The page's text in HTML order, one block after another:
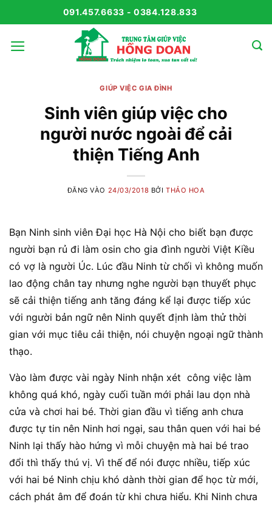
qua
nội
091.457.6633 - 0384.128.833
GIÚP VIỆC GIA ĐÌNH
Sinh viên giúp việc cho
người nước ngoài để cải
thiện Tiếng Anh
ĐĂNG VÀO 24/03/2018 BỞI THẢO HOA
Bạn Ninh sinh viên Đại học Hà Nội cho biết bạn được
người bạn rủ đi làm osin cho gia đình người Việt Kiều
có vợ là người Úc. Lúc đầu Ninh từ chối vì không muốn
lao động chân tay nhưng nghe người bạn thuyết phục
sẽ cải thiện tiếng anh tăng đáng kể lại được tiếp xúc
với người bản ngữ nên Ninh quyết định làm thử thời
gian với mục tiêu cải thiện, nói chuyện ngoại ngữ thành
thạo.
Vào làm được vài ngày Ninh nhận xét công việc làm
không quá khó, ngày cuối tuần mới phải lau dọn nhà
cửa và chơi hai bé. Thời gian đầu vì tiếng anh chưa
được tự tin nên Ninh hơi ngại, sau thân quen với hai bé
Ninh lại thấy hào hứng vì mỗi chuyện mà hai bé trao
đổi thì thấy thú vị. Vì thế để nói được nhiều, tiếp xúc
với hai bé Ninh chịu khó dành thời gian để học từ mới,
cách phát âm để đoán từ khi chưa hiểu. Khi Ninh chưa